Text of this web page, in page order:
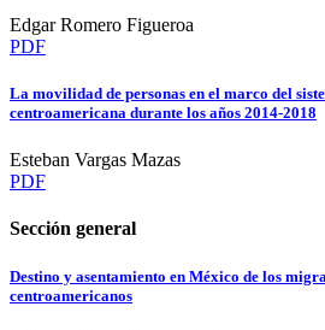
Edgar Romero Figueroa
PDF
La movilidad de personas en el marco del
centroamericana durante los años 2014-2018
Esteban Vargas Mazas
PDF
Sección general
Destino y asentamiento en México de los
centroamericanos